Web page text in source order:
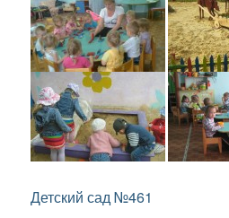
Детский сад №461